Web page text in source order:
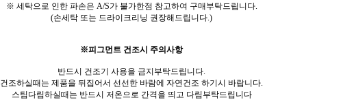
※ 세탁으로 인한 파손은 A/S가 불가한점 참고하여 구매부탁드립니다.
(손세탁 또는 드라이크리닝 권장해드립니다.)
※피그먼트 건조시 주의사항
반드시 건조기 사용을 금지부탁드립니다.
건조하실때는 제품을 뒤집어서 선선한 바람에 자연건조 하기시 바랍니다.
스팀다림하실때는 반드시 저온으로 간격을 띄고 다림부탁드립니다